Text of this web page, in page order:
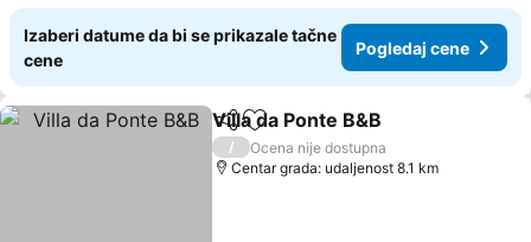
Izaberi datume da bi se prikazale tačne
cene
Pogledaj cene
Deli Dodati u favorite
Villa da Ponte B&B
/
Ocena nije dostupna
Centar grada: udaljenost 8.1 km